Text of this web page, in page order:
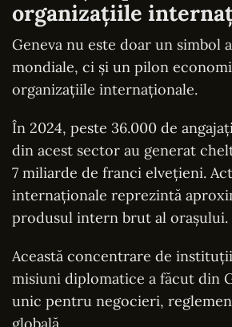
organizațiile
Geneva nu este doar un simbol
mondiale, ci și un pilon
organizațiile internaționale.
În 2024, peste 36.000 de
din acest sector au generat
7 miliarde de franci elvețieni.
internaționale reprezintă
produsul intern brut al orașului.
Această concentrare de
misiuni diplomatice a făcut din
unic pentru negocieri,
globală.